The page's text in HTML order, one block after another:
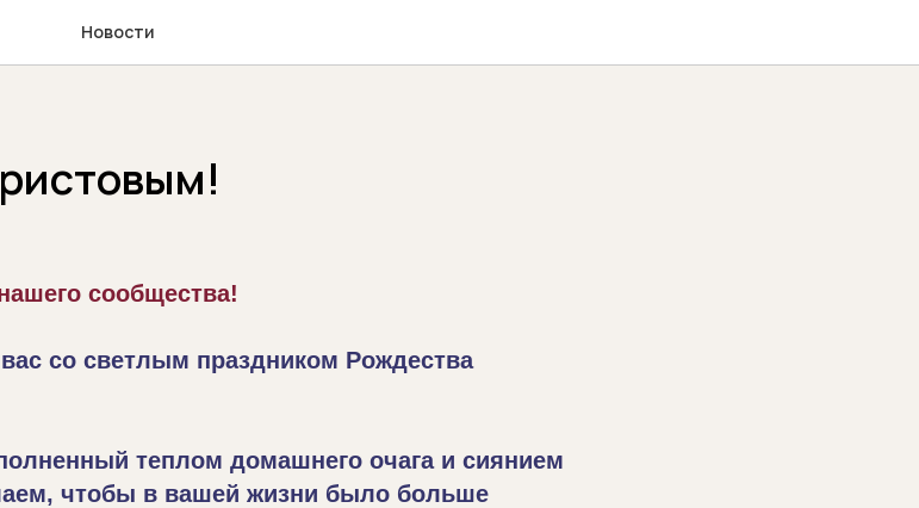
Новости
сообщества!
со светлым праздником Рождества
теплом домашнего очага и сиянием
чтобы в вашей жизни было больше